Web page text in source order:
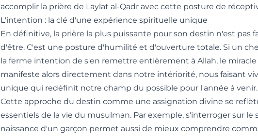
accomplir la prière de Laylat al-Qadr avec cette posture de
L'intention : la clé d'une expérience spirituelle unique
En définitive, la prière la plus puissante pour son destin n'est pas
d'être. C'est une posture d'humilité et d'ouverture totale. Si un
la ferme intention de s'en remettre entièrement à Allah, le
manifeste alors directement dans notre intériorité, nous faisant
unique qui redéfinit notre champ du possible pour l'année à venir.
Cette approche du destin comme une assignation divine se
essentiels de la vie du musulman. Par exemple, s'interroger sur le
naissance d'un garçon permet aussi de mieux comprendre